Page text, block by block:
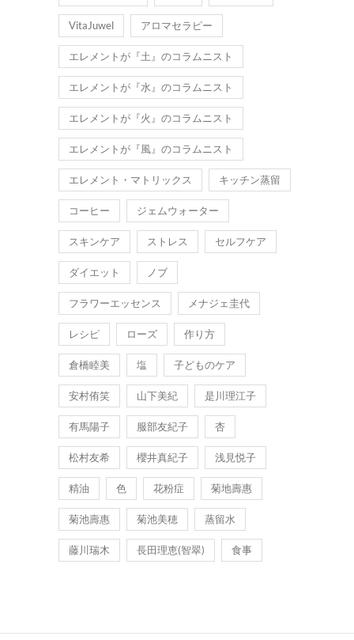
VitaJuwel アロマセラピー
エレメントが『土』のコラムニスト
エレメントが『水』のコラムニスト
エレメントが『火』のコラムニスト
エレメントが『風』のコラムニスト
エレメント・マトリックス キッチン蒸留
コーヒー ジェムウォーター
スキンケア ストレス セルフケア
ダイエット ノブ
フラワーエッセンス メナジェ圭代
レシピ ローズ 作り方
倉橋睦美 塩 子どものケア
安村侑笑 山下美紀 是川理江子
有馬陽子 服部友紀子 杏
松村友希 櫻井真紀子 浅見悦子
精油 色 花粉症 菊地壽惠
菊池壽惠 菊池美穂 蒸留水
藤川瑞木 長田理恵(智翠) 食事